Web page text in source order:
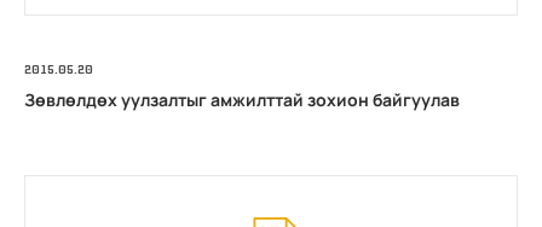
2015.05.20
Зөвлөлдөх уулзалтыг амжилттай зохион байгуулав